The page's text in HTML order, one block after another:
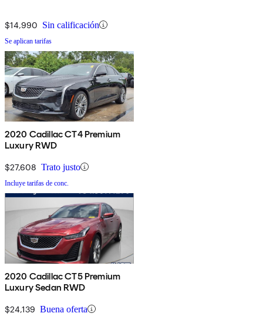
$14,990 Sin calificación
Se aplican tarifas
2020 Cadillac CT4 Premium
Luxury RWD
$27,608 Trato justo
Incluye tarifas de conc.
2020 Cadillac CT5 Premium
Luxury Sedan RWD
$24,139 Buena oferta